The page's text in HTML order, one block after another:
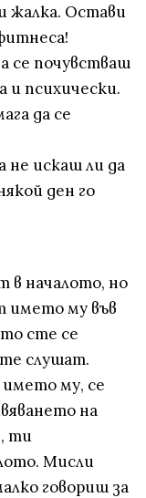
жалка. Остави
се почувстваш
и психически.
да се
не искаш ли да
ден го
началото, но
името му във
сте се
слушат.
му, се
на
ти
Мисли
говориш за